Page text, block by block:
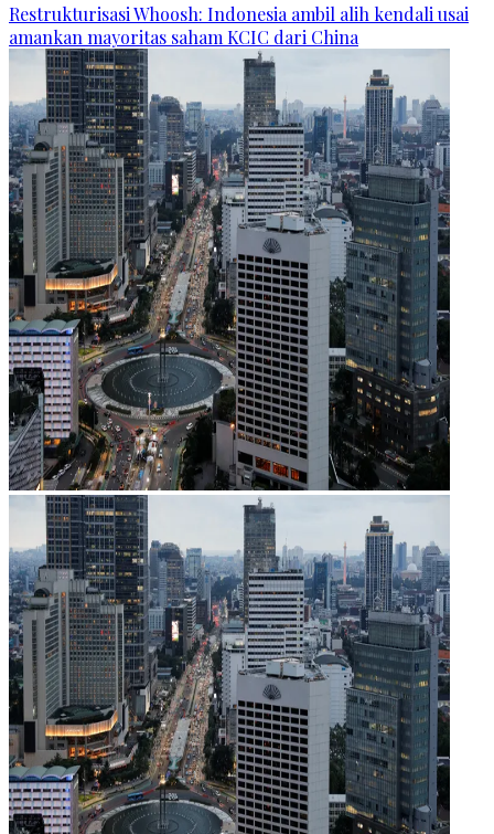
Restrukturisasi Whoosh: Indonesia ambil alih kendali usai
amankan mayoritas saham KCIC dari China